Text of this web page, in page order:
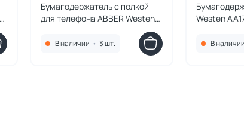
Бумагодержатель с полкой
для телефона ABBER Westen
В наличии • 3 шт.
Westen
В наличии